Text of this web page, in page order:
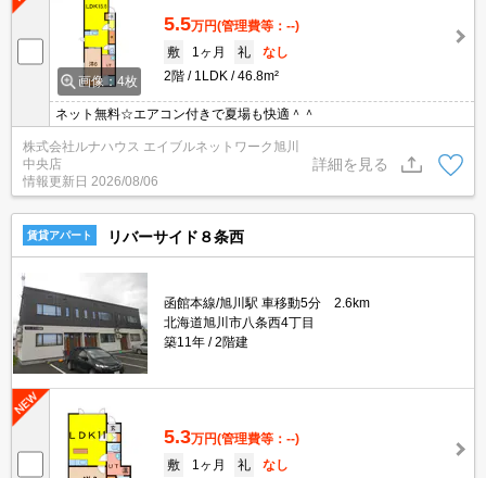
画像：4枚
5.5万円(管理費等：--)
敷
1ヶ月 礼
なし
2階
1LDK 46.8m²
ネット無料☆エアコン付きで夏場も快適＾＾
株式会社ルナハウス エイブルネットワーク旭川
中央店
情報更新日 2026/08/06
詳細を見る
賃貸アパート リバーサイド８条西
函館本線/旭川駅 車移動5分 2.6km
北海道旭川市八条西4丁目
築11年
2階建
5.3万円(管理費等：--)
敷
1ヶ月 礼
なし